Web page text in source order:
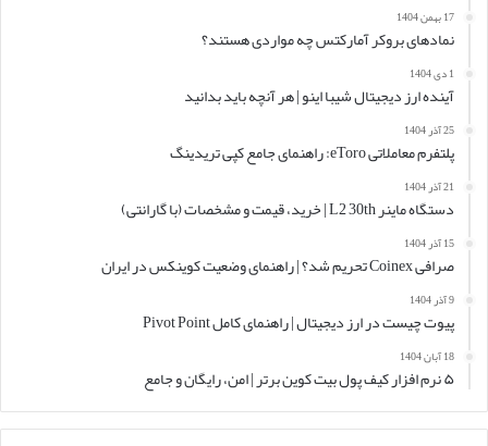
17 بهمن 1404
نمادهای بروکر آمارکتس چه مواردی هستند؟
1 دی 1404
آینده ارز دیجیتال شیبا اینو | هر آنچه باید بدانید
25 آذر 1404
پلتفرم معاملاتی eToro: راهنمای جامع کپی تریدینگ
21 آذر 1404
دستگاه ماینر L2 30th | خرید، قیمت و مشخصات (با گارانتی)
15 آذر 1404
صرافی Coinex تحریم شد؟ | راهنمای وضعیت کوینکس در ایران
9 آذر 1404
پیوت چیست در ارز دیجیتال | راهنمای کامل Pivot Point
18 آبان 1404
۵ نرم افزار کیف پول بیت کوین برتر | امن، رایگان و جامع